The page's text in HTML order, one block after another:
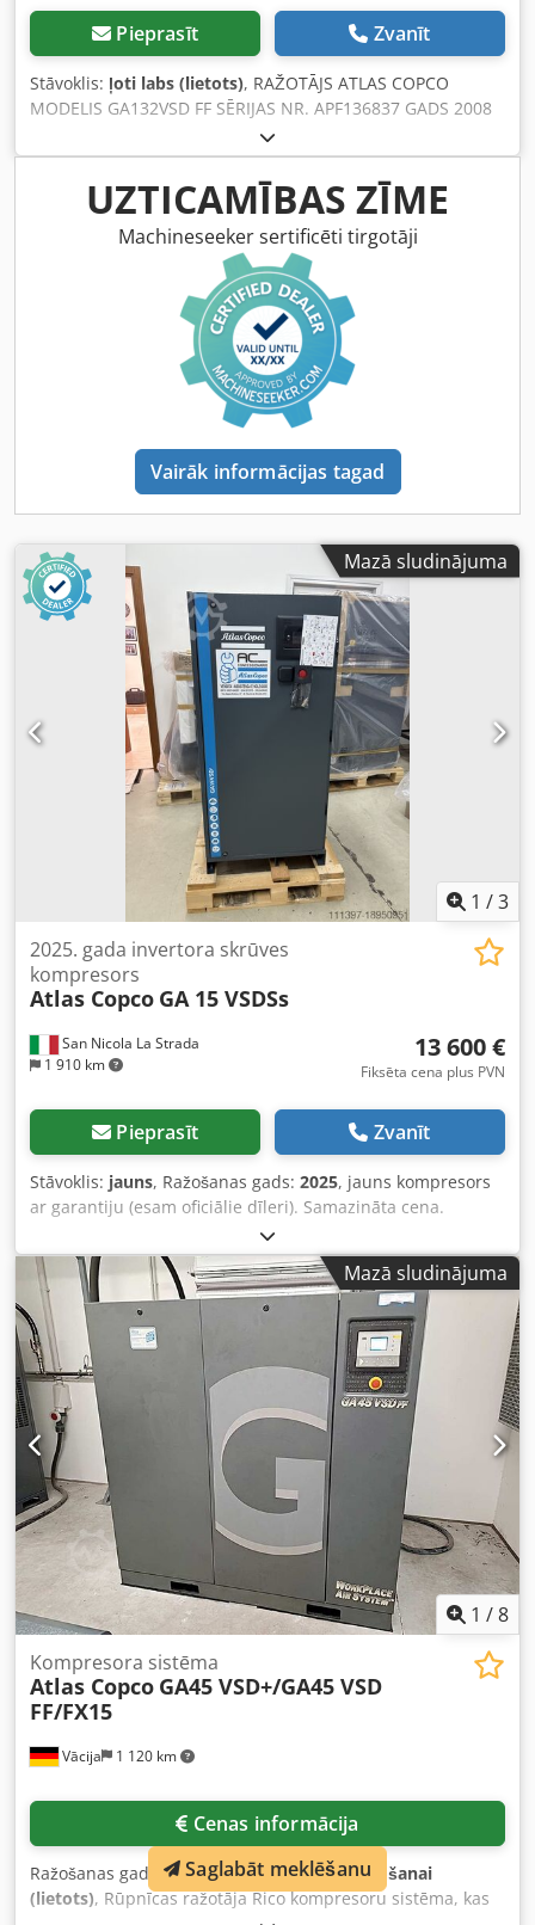
Pieprasīt Zvanīt
Stāvoklis: ļoti labs (lietots), RAŽOTĀJS ATLAS COPCO
MODELIS GA132VSD FF SĒRIJAS NR. APF136837 GADS 2008
JAUDA (kW) 153 RAŽĪBA (m3/min) 22,9 m3/min - 381 l/s
SPIEDIENS (bar) 8,5 FREKVENČU PĀRVEIDOTĀJS jā IEBŪVĒTS
SAUSINĀTĀJS jā SIILTUMMAIŅIS nē Cjdextblxopfx Amuorf
DZESĒŠANA (GAISS/ŪDENS) gaiss UZ TVERTNES nē
DOKUMENTI nē SAVIENOTĀJS 2 JAUNS/LIETOTS LIETOTS
UZTICAMĪBAS ZĪME
Machineseeker sertificēti tirgotāji
Vairāk informācijas tagad
Mazā sludinājuma
1 /3
San Nicola La Strada
1 910 km
2025. gada invertora skrūves
kompresors
Atlas Copco GA 15 VSDSs
13 600 €
Fiksēta cena plus PVN
Pieprasīt Zvanīt
Stāvoklis: jauns, Ražošanas gads: 2025, jauns kompresors
ar garantiju (esam oficiālie dīleri). Samazināta cena.
Katalogcena – 25 441 EUR. Iespējams komplektēt ar Atlas
Copco žāvētāju (pieejams). Pēdējās paaudzes
tehnoloģiskais modelis. Galvenās iezīmes: - Maksimālais
spiediens: 10 bar Crjdpfxswcm His Amusf - Jauda: 15 kW
(20 ZS) - Gaisa plūsmas jauda: 3000 l/min Lai iegūtu
detalizētu tehnisko specifikāciju, droši sazinieties ar mani.
Mazā sludinājuma
1 /8
Vācija 1 120 km
Kompresora sistēma
Atlas Copco GA45 VSD+/GA45 VSD
FF/FX15
Cenas informācija
Ražošanas gads:2020, stāvoklis:gatavs lietošanai
(lietots), Rūpnīcas ražotāja Rico kompresoru sistēma, kas
Saglabāt meklēšanu